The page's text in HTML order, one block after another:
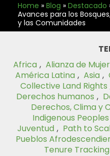
Home » Blog » Destacado
Avances para los
y las Comunidades
Africa , Alianza de
América Latina , Asia ,
Collective Land Rights
Derechos humanos ,
Derechos, Clima y
Indigenous Peoples
Juventud , Path to
Pueblos
Tenure Tracking